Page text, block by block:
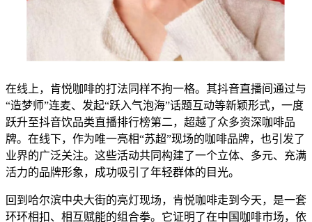
在线上，肯悦咖啡的打法同样不拘一格。其抖音直播间通过与
“造梦师”连麦、发起“跃入气泡海”话题互动等新颖形式，一度
跃升至抖音饮品类直播排行榜第二，超越了众多资深咖啡品
牌。在线下，作为唯一亮相“苏超”现场的咖啡品牌，也引发了
业界的广泛关注。这些活动共同构建了一个立体、多元、充满
活力的品牌形象，成功吸引了年轻群体的目光。
回到哈尔滨中央大街的亮灯现场，肯悦咖啡走到今天，是一套
环环相扣、相互赋能的组合拳。它证明了在中国咖啡市场，依